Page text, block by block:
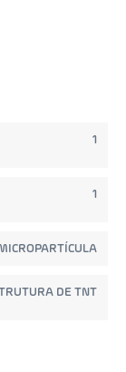
1
1
DE TNT